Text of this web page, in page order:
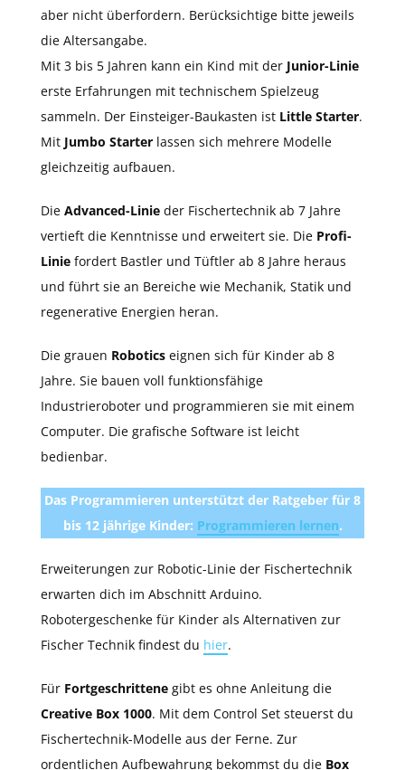
aber nicht überfordern. Berücksichtige bitte jeweils
die Altersangabe.
Mit 3 bis 5 Jahren kann ein Kind mit der Junior-Linie
erste Erfahrungen mit technischem Spielzeug
sammeln. Der Einsteiger-Baukasten ist Little Starter.
Mit Jumbo Starter lassen sich mehrere Modelle
gleichzeitig aufbauen.
Die Advanced-Linie der Fischertechnik ab 7 Jahre
vertieft die Kenntnisse und erweitert sie. Die Profi-
Linie fordert Bastler und Tüftler ab 8 Jahre heraus
und führt sie an Bereiche wie Mechanik, Statik und
regenerative Energien heran.
Die grauen Robotics eignen sich für Kinder ab 8
Jahre. Sie bauen voll funktionsfähige
Industrieroboter und programmieren sie mit einem
Computer. Die grafische Software ist leicht
bedienbar.
Das Programmieren unterstützt der Ratgeber für 8
bis 12 jährige Kinder: Programmieren lernen.
Erweiterungen zur Robotic-Linie der Fischertechnik
erwarten dich im Abschnitt Arduino.
Robotergeschenke für Kinder als Alternativen zur
Fischer Technik findest du hier.
Für Fortgeschrittene gibt es ohne Anleitung die
Creative Box 1000. Mit dem Control Set steuerst du
Fischertechnik-Modelle aus der Ferne. Zur
ordentlichen Aufbewahrung bekommst du die Box